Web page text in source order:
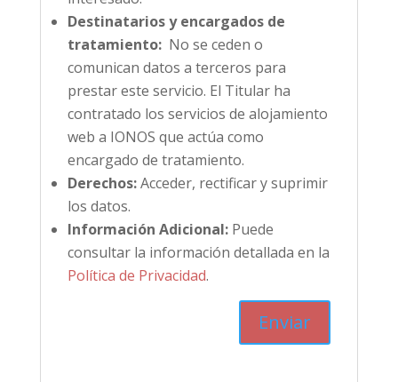
Destinatarios y encargados de
tratamiento:No se ceden o
comunican datos a terceros para
prestar este servicio. El Titular ha
contratado los servicios de alojamiento
web a IONOS que actúa como
encargado de tratamiento.
Derechos:Acceder, rectificar y suprimir
los datos.
Información Adicional:Puede
consultar la información detallada en la
Política de Privacidad.